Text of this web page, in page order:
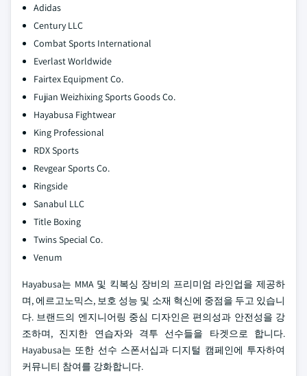
Adidas
Century LLC
Combat Sports International
Everlast Worldwide
Fairtex Equipment Co.
Fujian Weizhixing Sports Goods Co.
Hayabusa Fightwear
King Professional
RDX Sports
Revgear Sports Co.
Ringside
Sanabul LLC
Title Boxing
Twins Special Co.
Venum
Hayabusa는 MMA 및 킥복싱 장비의 프리미엄 라인업을 제공하
며, 에르고노믹스, 보호 성능 및 소재 혁신에 중점을 두고 있습니
다. 브랜드의 엔지니어링 중심 디자인은 편의성과 안전성을 강
조하며, 진지한 연습자와 격투 선수들을 타겟으로 합니다.
Hayabusa는 또한 선수 스폰서십과 디지털 캠페인에 투자하여
커뮤니티 참여를 강화합니다.